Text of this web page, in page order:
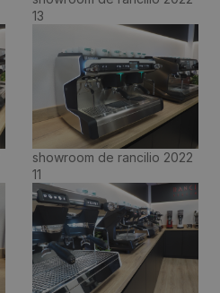
13
showroom de rancilio 2022
11